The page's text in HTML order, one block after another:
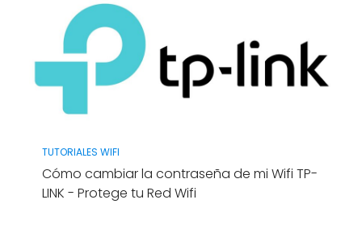
TUTORIALES WIFI
Cómo cambiar la contraseña de mi Wifi TP-
LINK - Protege tu Red Wifi